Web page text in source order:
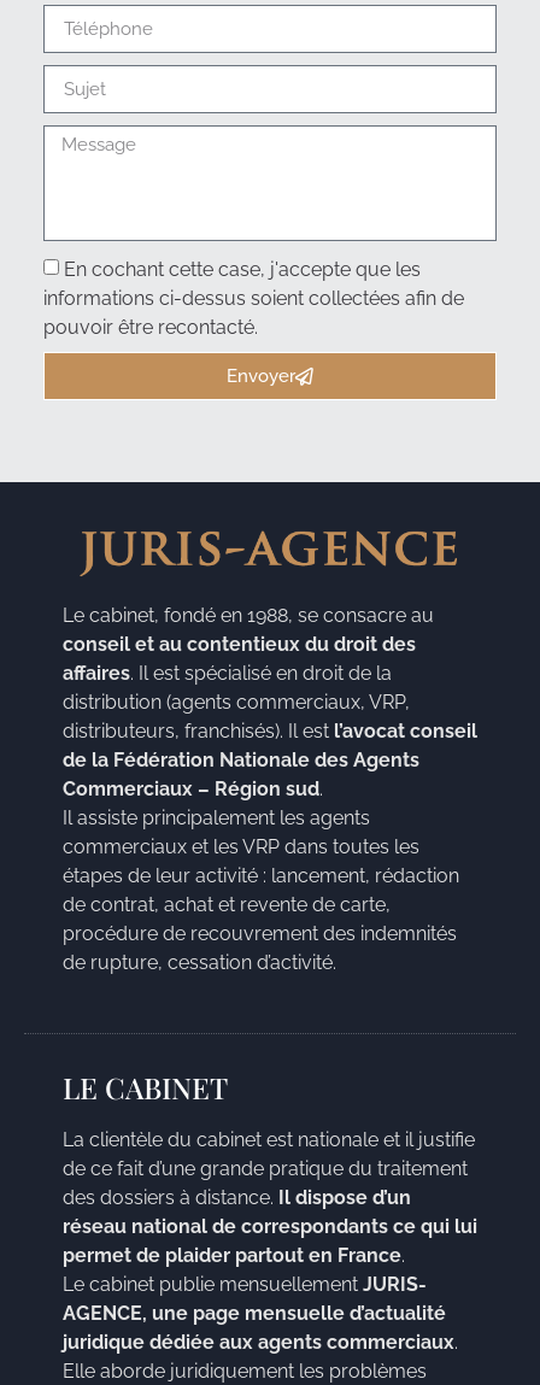
En cochant cette case, j'accepte que les
informations ci-dessus soient collectées afin de
pouvoir être recontacté.
Envoyer
Le cabinet, fondé en 1988, se consacre au
conseil et au contentieux du droit des
affaires. Il est spécialisé en droit de la
distribution (agents commerciaux, VRP,
distributeurs, franchisés). Il est l’avocat conseil
de la Fédération Nationale des Agents
Commerciaux – Région sud.
Il assiste principalement les agents
commerciaux et les VRP dans toutes les
étapes de leur activité : lancement, rédaction
de contrat, achat et revente de carte,
procédure de recouvrement des indemnités
de rupture, cessation d’activité.
LE CABINET
La clientèle du cabinet est nationale et il justifie
de ce fait d’une grande pratique du traitement
des dossiers à distance. Il dispose d’un
réseau national de correspondants ce qui lui
permet de plaider partout en France.
Le cabinet publie mensuellement JURIS-
AGENCE, une page mensuelle d’actualité
juridique dédiée aux agents commerciaux.
Elle aborde juridiquement les problèmes